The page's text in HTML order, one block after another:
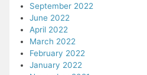
September 2022
June 2022
April 2022
March 2022
February 2022
January 2022